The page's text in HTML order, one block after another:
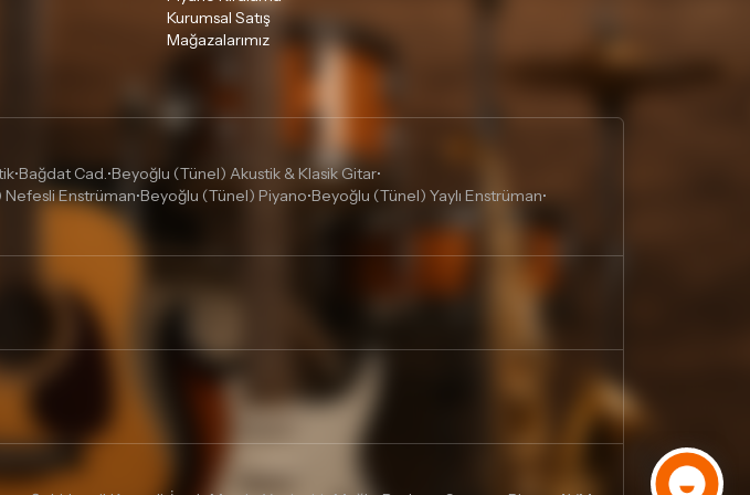
Kurumsal Satış
Mağazalarımız
•Bağdat Cad.•Beyoğlu (Tünel) Akustik & Klasik Gitar•
Enstrüman•Beyoğlu (Tünel) Piyano•Beyoğlu (Tünel) Yaylı Enstrüman•